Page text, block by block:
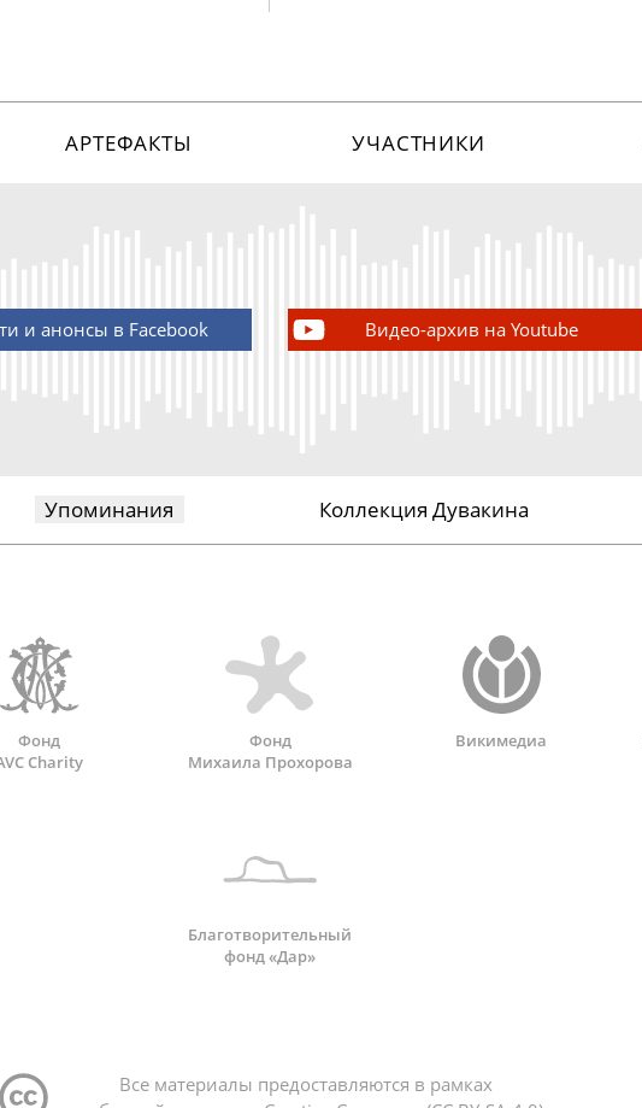
АРТЕФАКТЫ УЧАСТНИКИ
и анонсы в Facebook Видео-архив на Youtube
Упоминания Коллекция Дувакина
Фонд
Charity
Фонд
Михаила Прохорова
Викимедиа
Благотворительный
фонд «Дар»
Все материалы предоставляются в рамках